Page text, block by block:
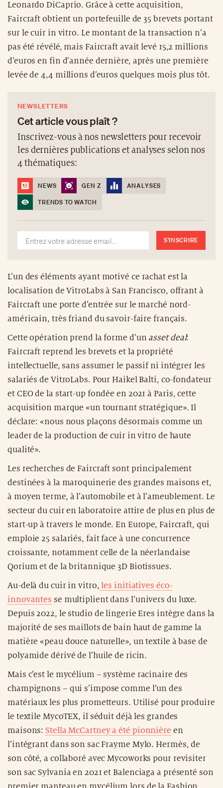
Leonardo DiCaprio. Grâce à cette acquisition,
Faircraft obtient un portefeuille de 35 brevets portant
sur le cuir in vitro. Le montant de la transaction n’a
pas été révélé, mais Faircraft avait levé 15,2 millions
d’euros en fin d’année dernière, après une première
levée de 4,4 millions d’euros quelques mois plus tôt.
NEWSLETTERS
Cet article vous plaît ?
Inscrivez-vous à nos newsletters pour recevoir
les dernières publications et analyses selon nos
4 thématiques:
NEWS GEN Z
ANALYSES
TRENDS TO WATCH
S'INSCRIRE
L’un des éléments ayant motivé ce rachat est la
localisation de VitroLabs à San Francisco, offrant à
Faircraft une porte d’entrée sur le marché nord-
américain, très friand du savoir-faire français.
Cette opération prend la forme d’un asset deal:
Faircraft reprend les brevets et la propriété
intellectuelle, sans assumer le passif ni intégrer les
salariés de VitroLabs. Pour Haikel Balti, co-fondateur
et CEO de la start-up fondée en 2021 à Paris, cette
acquisition marque «un tournant stratégique». Il
déclare: «nous nous plaçons désormais comme un
leader de la production de cuir in vitro de haute
qualité».
Les recherches de Faircraft sont principalement
destinées à la maroquinerie des grandes maisons et,
à moyen terme, à l’automobile et à l’ameublement. Le
secteur du cuir en laboratoire attire de plus en plus de
start-up à travers le monde. En Europe, Faircraft, qui
emploie 25 salariés, fait face à une concurrence
croissante, notamment celle de la néerlandaise
Qorium et de la britannique 3D Biotissues.
Au-delà du cuir in vitro, les initiatives éco-
innovantes se multiplient dans l’univers du luxe.
Depuis 2022, le studio de lingerie Eres intègre dans la
majorité de ses maillots de bain haut de gamme la
matière «peau douce naturelle», un textile à base de
polyamide dérivé de l’huile de ricin.
Mais c’est le mycélium – système racinaire des
champignons – qui s’impose comme l’un des
matériaux les plus prometteurs. Utilisé pour produire
le textile MycoTEX, il séduit déjà les grandes
maisons: Stella McCartney a été pionnière en
l’intégrant dans son sac Frayme Mylo. Hermès, de
son côté, a collaboré avec Mycoworks pour revisiter
son sac Sylvania en 2021 et Balenciaga a présenté son